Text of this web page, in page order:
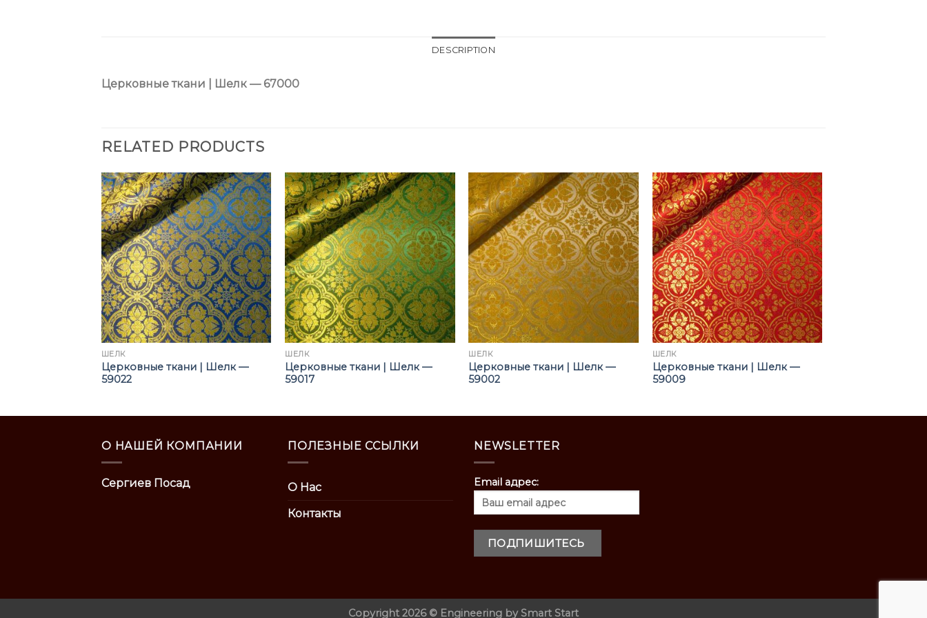
DESCRIPTION
Церковные ткани | Шелк — 67000
RELATED PRODUCTS
ШЁЛК
Церковные ткани | Шелк —
59022
ШЁЛК
Церковные ткани | Шелк —
59017
ШЁЛК
Церковные ткани | Шелк —
59002
ШЁЛК
Церковные ткани | Шелк —
59009
О НАШЕЙ КОМПАНИИ
Сергиев Посад
ПОЛЕЗНЫЕ ССЫЛКИ
О Нас
Контакты
NEWSLETTER
Email адрес:
Copyright 2026 © Engineering by Smart Start